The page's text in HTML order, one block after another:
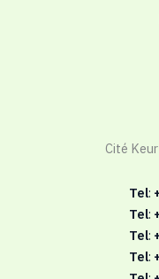
Cité
Tel:
Tel:
Tel:
Tel: